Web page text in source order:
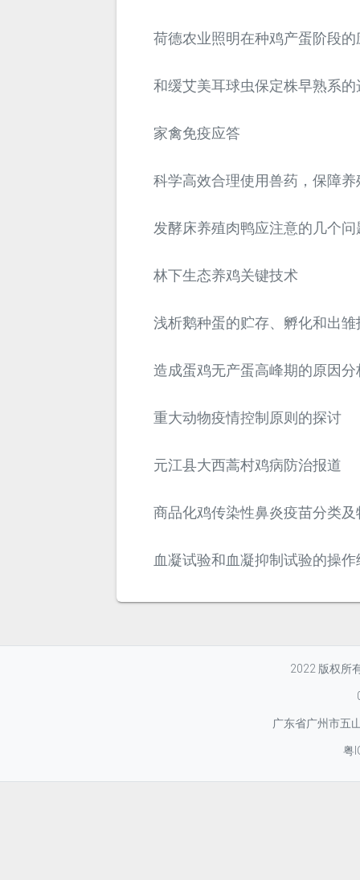
荷德农业照明在种鸡产蛋阶段的
和缓艾美耳球虫保定株早熟系
家禽免疫应答
科学高效合理使用兽药，保障
发酵床养殖肉鸭应注意的几个问
林下生态养鸡关键技术
浅析鹅种蛋的贮存、孵化和出雏
造成蛋鸡无产蛋高峰期的原因分
重大动物疫情控制原则的探讨
元江县大西蒿村鸡病防治报道
商品化鸡传染性鼻炎疫苗分类及
血凝试验和血凝抑制试验的操
2022 版权所
广东省广州市五
粤